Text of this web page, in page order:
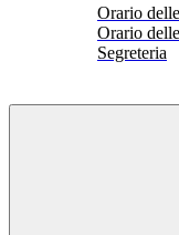
Orario
Orario
Segreteria